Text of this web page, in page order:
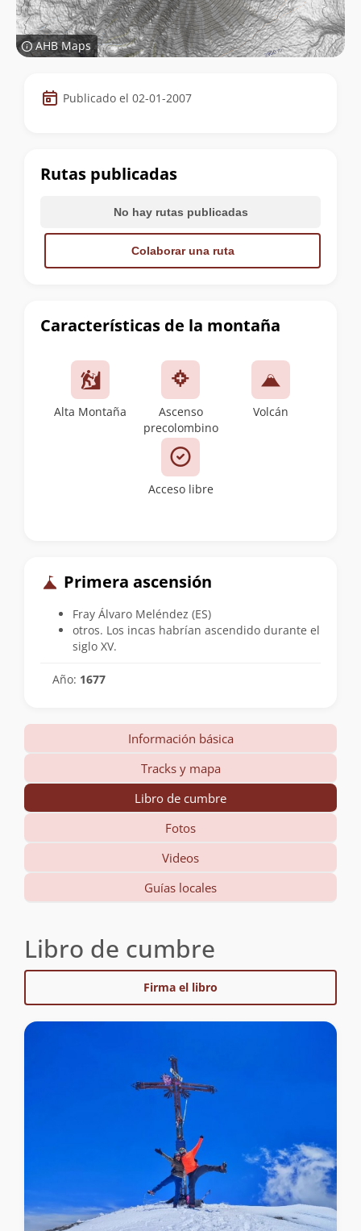
AHB Maps
Datos
de
cumbre
Publicado el 02-01-2007
Características de la montaña
Alta Montaña
Ascenso
precolombino
Volcán
Acceso libre
Primera ascensión
Fray Álvaro Meléndez (ES)
otros. Los incas habrían ascendido durante el
siglo XV.
Año: 1677
Rutas publicadas
No hay rutas publicadas
Colaborar una ruta
Información básica
Tracks y mapa
Libro de cumbre
Fotos
Videos
Guías locales
Libro de cumbre
Firma el libro